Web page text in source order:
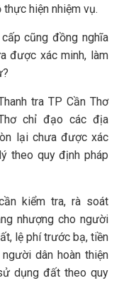
hiện nhiệm vụ.
cũng đồng nghĩa
được xác minh, làm
tra TP Cần Thơ
chỉ đạo các địa
lại chưa được xác
theo quy định pháp
kiểm tra, rà soát
nhượng cho người
lệ phí trước bạ, tiền
dân hoàn thiện
dụng đất theo quy